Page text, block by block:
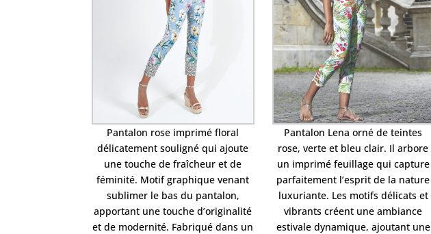
Pantalon rose imprimé floral
délicatement souligné qui ajoute
une touche de fraîcheur et de
féminité. Motif graphique venant
sublimer le bas du pantalon,
apportant une touche d’originalité
et de modernité. Fabriqué dans un
Pantalon Lena orné de teintes
rose, verte et bleu clair. Il arbore
un imprimé feuillage qui capture
parfaitement l’esprit de la nature
luxuriante. Les motifs délicats et
vibrants créent une ambiance
estivale dynamique, ajoutant une